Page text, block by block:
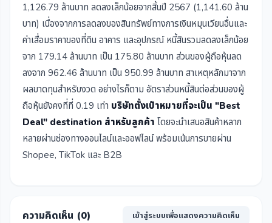
1,126.79 ล้านบาท ลดลงเล็กน้อยจากสิ้นปี 2567 (1,141.60 ล้าน
บาท) เนื่องจากการลดลงของสินทรัพย์ทางการเงินหมุนเวียนอื่นและ
ค่าเสื่อมราคาของที่ดิน อาคาร และอุปกรณ์ หนี้สินรวมลดลงเล็กน้อย
จาก 179.14 ล้านบาท เป็น 175.80 ล้านบาท ส่วนของผู้ถือหุ้นลด
ลงจาก 962.46 ล้านบาท เป็น 950.99 ล้านบาท สาเหตุหลักมาจาก
ผลขาดทุนสำหรับงวด อย่างไรก็ตาม อัตราส่วนหนี้สินต่อส่วนของผู้
ถือหุ้นยังคงที่ที่ 0.19 เท่า บริษัทตั้งเป้าหมายที่จะเป็น "Best
Deal" destination สำหรับลูกค้า โดยจะนำเสนอสินค้าหลาก
หลายผ่านช่องทางออนไลน์และออฟไลน์ พร้อมเน้นการขายผ่าน
Shopee, TikTok และ B2B
ความคิดเห็น (0) เข้าสู่ระบบเพื่อแสดงความคิดเห็น